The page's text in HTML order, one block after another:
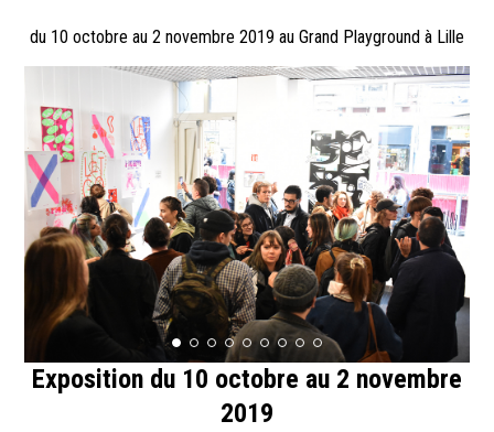
du 10 octobre au 2 novembre 2019 au Grand Playground à Lille
Exposition du 10 octobre au 2 novembre
2019